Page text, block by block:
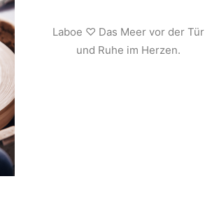
Laboe ♡ Das Meer vor der Tür
und Ruhe im Herzen.